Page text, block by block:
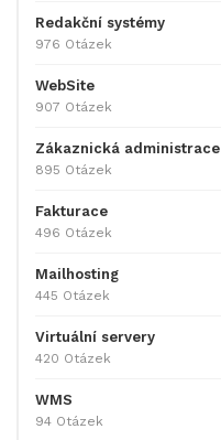
Redakční systémy
976 Otázek
WebSite
907 Otázek
Zákaznická administrace
895 Otázek
Fakturace
496 Otázek
Mailhosting
445 Otázek
Virtuální servery
420 Otázek
WMS
94 Otázek